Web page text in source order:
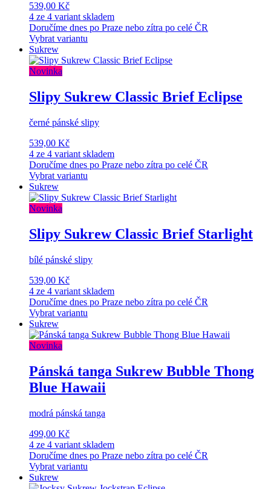
539,00 Kč
4 ze 4 variant skladem
Doručíme dnes po Praze nebo zítra po celé ČR
Vybrat variantu
Sukrew
Novinka
Slipy Sukrew Classic Brief Eclipse
černé pánské slipy
539,00 Kč
4 ze 4 variant skladem
Doručíme dnes po Praze nebo zítra po celé ČR
Vybrat variantu
Sukrew
Novinka
Slipy Sukrew Classic Brief Starlight
bílé pánské slipy
539,00 Kč
4 ze 4 variant skladem
Doručíme dnes po Praze nebo zítra po celé ČR
Vybrat variantu
Sukrew
Novinka
Pánská tanga Sukrew Bubble Thong
Blue Hawaii
modrá pánská tanga
499,00 Kč
4 ze 4 variant skladem
Doručíme dnes po Praze nebo zítra po celé ČR
Vybrat variantu
Sukrew